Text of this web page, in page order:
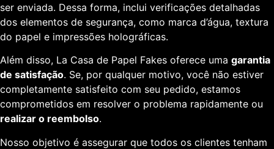
ser enviada. Dessa forma, inclui verificações detalhadas
dos elementos de segurança, como marca d’água, textura
do papel e impressões holográficas.
Além disso, La Casa de Papel Fakes oferece uma garantia
de satisfação. Se, por qualquer motivo, você não estiver
completamente satisfeito com seu pedido, estamos
comprometidos em resolver o problema rapidamente ou
realizar o reembolso.
Nosso objetivo é assegurar que todos os clientes tenham